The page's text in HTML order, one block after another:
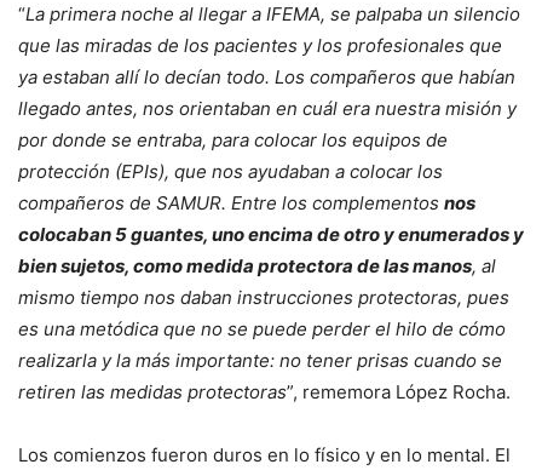
“La primera noche al llegar a IFEMA, se palpaba un silencio
que las miradas de los pacientes y los profesionales que
ya estaban allí lo decían todo. Los compañeros que habían
llegado antes, nos orientaban en cuál era nuestra misión y
por donde se entraba, para colocar los equipos de
protección (EPIs), que nos ayudaban a colocar los
compañeros de SAMUR. Entre los complementos nos
colocaban 5 guantes, uno encima de otro y enumerados y
bien sujetos, como medida protectora de las manos, al
mismo tiempo nos daban instrucciones protectoras, pues
es una metódica que no se puede perder el hilo de cómo
realizarla y la más importante: no tener prisas cuando se
retiren las medidas protectoras”, rememora López Rocha.
Los comienzos fueron duros en lo físico y en lo mental. El